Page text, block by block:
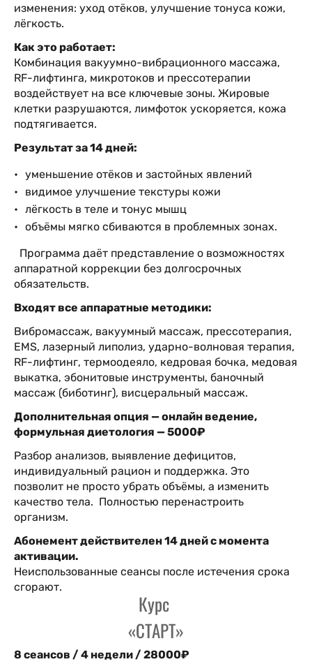
изменения: уход отёков, улучшение тонуса кожи,
лёгкость.
Как это работает:
Комбинация вакуумно-вибрационного массажа,
RF-лифтинга, микротоков и прессотерапии
воздействует на все ключевые зоны. Жировые
клетки разрушаются, лимфоток ускоряется, кожа
подтягивается.
Результат за 14 дней:
уменьшение отёков и застойных явлений
видимое улучшение текстуры кожи
лёгкость в теле и тонус мышц
объёмы мягко сбиваются в проблемных зонах.
Программа даёт представление о возможностях
аппаратной коррекции без долгосрочных
обязательств.
Входят все аппаратные методики:
Вибромассаж, вакуумный массаж, прессотерапия,
EMS, лазерный липолиз, ударно-волновая терапия,
RF-лифтинг, термоодеяло, кедровая бочка, медовая
выкатка, эбонитовые инструменты, баночный
массаж (биботинг), висцеральный массаж.
Дополнительная опция — онлайн ведение,
формульная диетология — 5000₽
Разбор анализов, выявление дефицитов,
индивидуальный рацион и поддержка. Это
позволит не просто убрать объёмы, а изменить
качество тела. Полностью перенастроить
организм.
Абонемент действителен 14 дней с момента
активации.
Неиспользованные сеансы после истечения срока
сгорают.
Курс
«СТАРТ»
8 сеансов / 4 недели / 28000₽